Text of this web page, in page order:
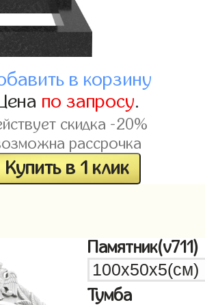
в корзину
по запросу.
скидка -20%
рассрочка
Купить в 1 клик
Памятник(v711)
Тумба